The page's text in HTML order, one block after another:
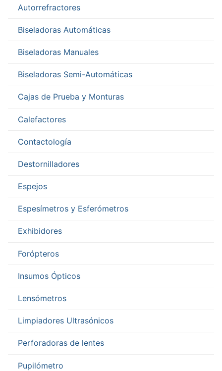
Autorrefractores
Biseladoras Automáticas
Biseladoras Manuales
Biseladoras Semi-Automáticas
Cajas de Prueba y Monturas
Calefactores
Contactología
Destornilladores
Espejos
Espesímetros y Esferómetros
Exhibidores
Forópteros
Insumos Ópticos
Lensómetros
Limpiadores Ultrasónicos
Perforadoras de lentes
Pupilómetro